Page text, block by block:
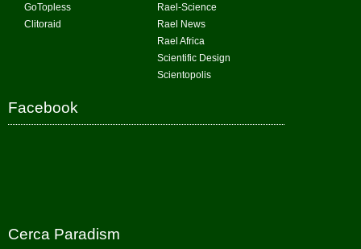
GoTopless
Clitoraid
Rael-Science
Rael News
Rael Africa
Scientific Design
Scientopolis
Facebook
Cerca Paradism